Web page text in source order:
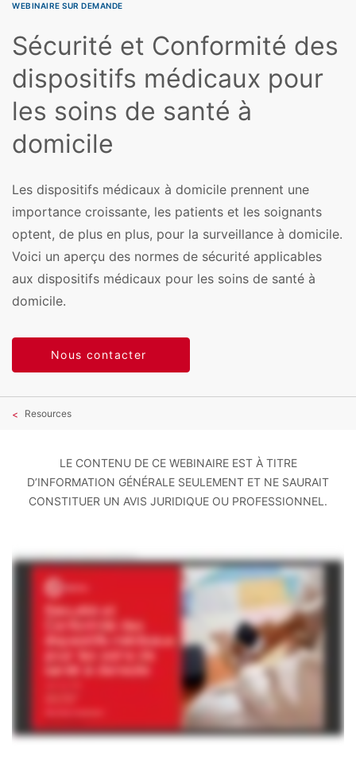
WEBINAIRE SUR DEMANDE
Sécurité et Conformité des
dispositifs médicaux pour
les soins de santé à
domicile
Les dispositifs médicaux à domicile prennent une
importance croissante, les patients et les soignants
optent, de plus en plus, pour la surveillance à domicile.
Voici un aperçu des normes de sécurité applicables
aux dispositifs médicaux pour les soins de santé à
domicile.
Nous contacter
Resources
LE CONTENU DE CE WEBINAIRE EST À TITRE
D’INFORMATION GÉNÉRALE SEULEMENT ET NE SAURAIT
CONSTITUER UN AVIS JURIDIQUE OU PROFESSIONNEL.